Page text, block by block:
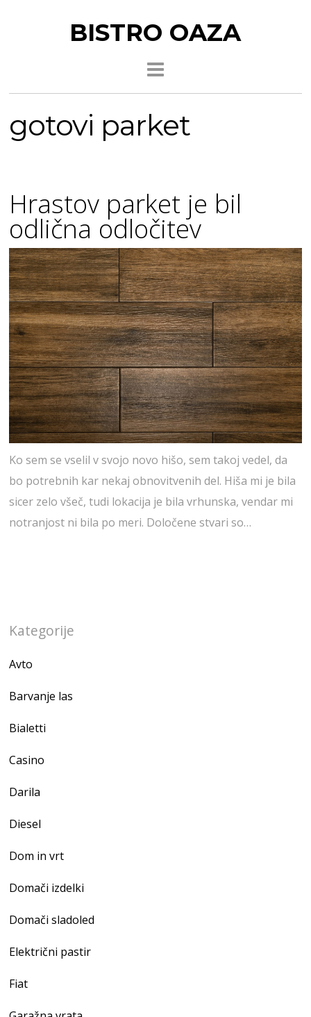
BISTRO OAZA
gotovi parket
Hrastov parket je bil
odlična odločitev
Ko sem se vselil v svojo novo hišo, sem takoj vedel, da
bo potrebnih kar nekaj obnovitvenih del. Hiša mi je bila
sicer zelo všeč, tudi lokacija je bila vrhunska, vendar mi
notranjost ni bila po meri. Določene stvari so…
Kategorije
Avto
Barvanje las
Bialetti
Casino
Darila
Diesel
Dom in vrt
Domači izdelki
Domači sladoled
Električni pastir
Fiat